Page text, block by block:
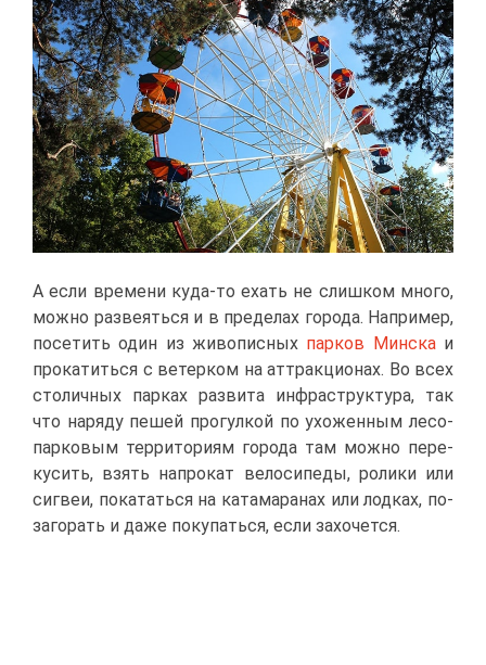
А ес­ли вре­ме­ни ку­да-то ехать не слиш­ком мно­го,
мож­но раз­ве­ять­ся и в пре­де­лах го­ро­да. На­при­мер,
по­се­тить один из жи­во­пис­ных пар­ков Мин­скаи
про­ка­тить­ся с ве­тер­ком на ат­трак­ци­о­нах. Во всех
сто­лич­ных пар­ках раз­ви­та ин­фра­струк­ту­ра, так
что на­ря­ду пе­шей про­гул­кой по ухо­жен­ным ле­со­
пар­ко­вым тер­ри­то­ри­ям го­ро­да там мож­но пе­ре­
ку­сить, взять на­про­кат ве­ло­си­пе­ды, ро­ли­ки или
си­гвеи, по­ка­тать­ся на ка­та­ма­ра­нах или лод­ках, по­
за­го­рать и да­же по­ку­пать­ся, ес­ли за­хо­чет­ся.